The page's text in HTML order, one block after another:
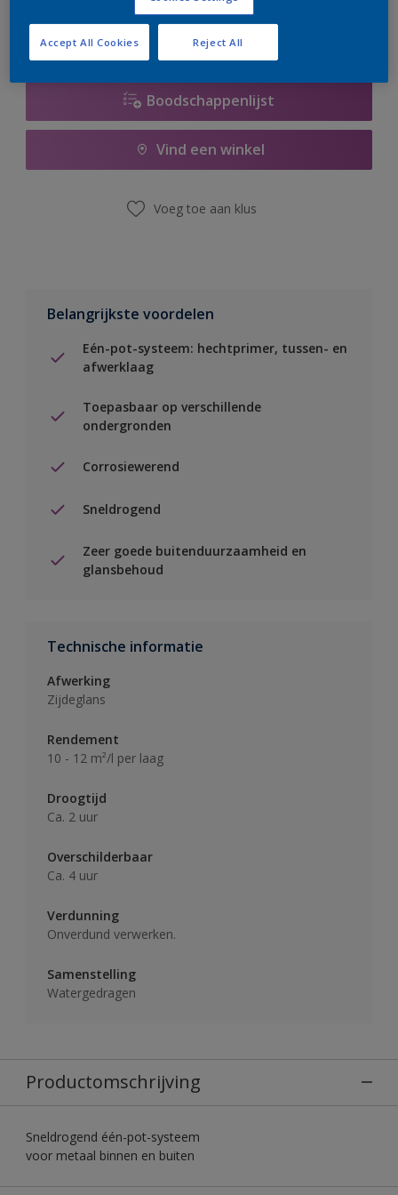
Boodschappenlijst
Vind een winkel
Voeg toe aan klus
Belangrijkste voordelen
Eén-pot-systeem: hechtprimer, tussen- en
afwerklaag
Toepasbaar op verschillende
ondergronden
Corrosiewerend
Sneldrogend
Zeer goede buitenduurzaamheid en
glansbehoud
Technische informatie
Afwerking
Zijdeglans
Rendement
10 - 12 m²/l per laag
Droogtijd
Ca. 2 uur
Overschilderbaar
Ca. 4 uur
Verdunning
Onverdund verwerken.
Samenstelling
Watergedragen
Productomschrijving
Sneldrogend één-pot-systeem
voor metaal binnen en buiten
Reject All
Accept All Cookies